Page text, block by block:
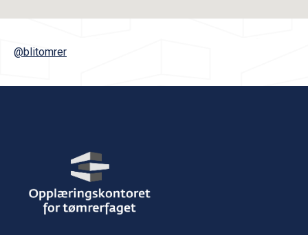
@blitomrer